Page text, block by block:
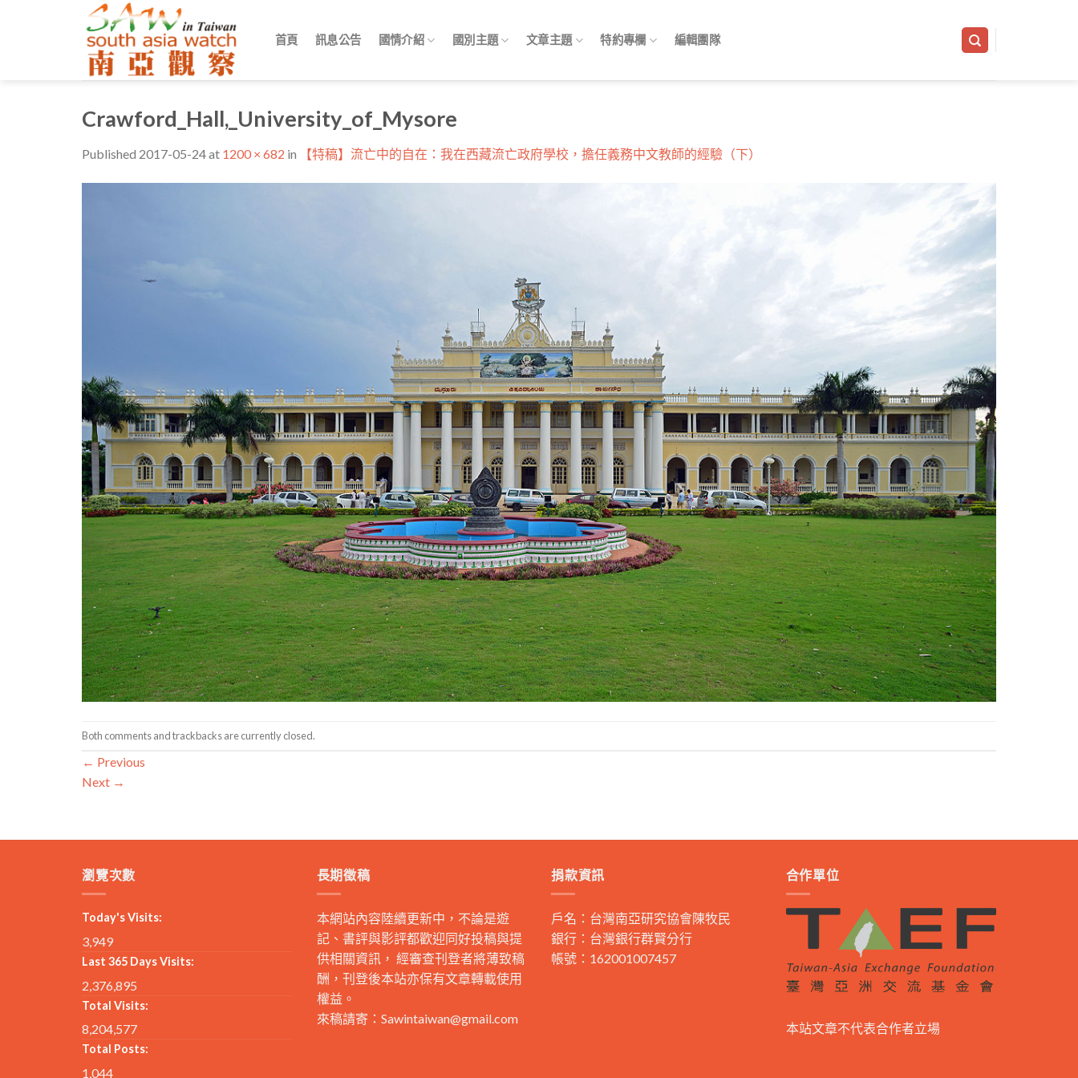
首頁 訊息公告 國情介紹 國別主題 文章主題 特約專欄 編輯團隊
Crawford_Hall,_University_of_Mysore
Published 2017-05-24at 1200 × 682 in 【特稿】流亡中的自在：我在西藏流亡政府學校，擔任義務中文教師的經驗（下）
Both comments and trackbacks are currently closed.
← Previous
Next →
瀏覽次數
Today's Visits:
3,949
Last 365 Days Visits:
2,376,895
Total Visits:
8,204,577
Total Posts:
1,044
長期徵稿
本網站內容陸續更新中，不論是遊
記、書評與影評都歡迎同好投稿與提
供相關資訊， 經審查刊登者將薄致稿
酬，刊登後本站亦保有文章轉載使用
權益。
來稿請寄： Sawintaiwan@gmail.com
捐款資訊
戶名：台灣南亞研究協會陳牧民
銀行：台灣銀行群賢分行
帳號：162001007457
合作單位
本站文章不代表合作者立場